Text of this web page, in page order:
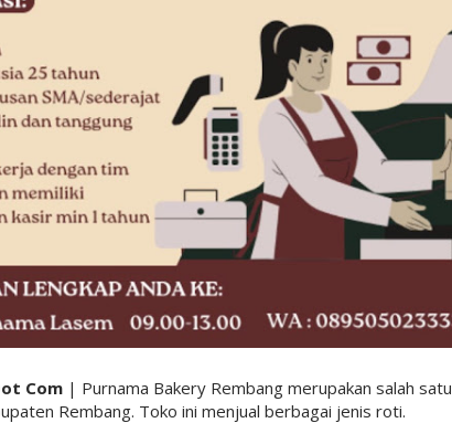
Com | Purnama Bakery Rembang merupakan salah satu
Rembang. Toko ini menjual berbagai jenis roti.